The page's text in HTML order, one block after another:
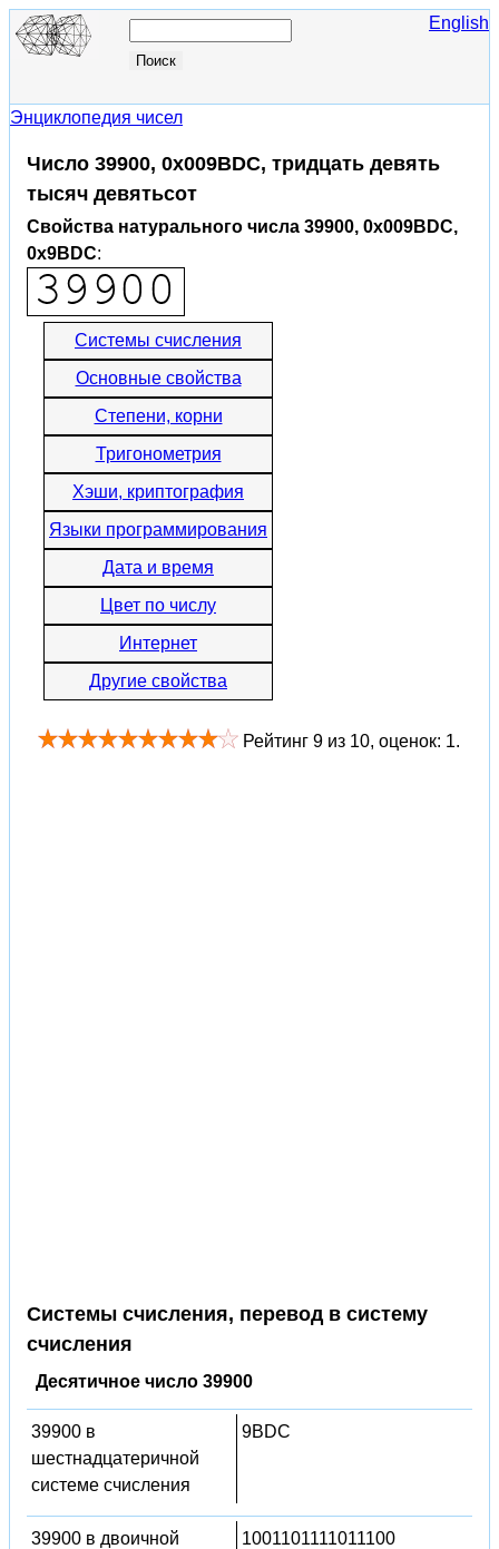
English
Энциклопедия чисел
Число 39900, 0x009BDC, тридцать девять
тысяч девятьсот
Свойства натурального числа 39900, 0x009BDC,
0x9BDC:
Системы счисления
Основные свойства
Степени, корни
Тригонометрия
Хэши, криптография
Языки программирования
Дата и время
Цвет по числу
Интернет
Другие свойства
Рейтинг 9 из 10, оценок: 1.
Системы счисления, перевод в систему
счисления
Десятичное число 39900
39900 в
шестнадцатеричной
системе счисления
9BDC
39900 в двоичной
1001101111011100